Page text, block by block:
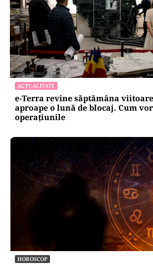
ACTUALITATE
e-Terra revine săptămâna
aproape o lună de blocaj. Cum
operațiunile
HOROSCOP